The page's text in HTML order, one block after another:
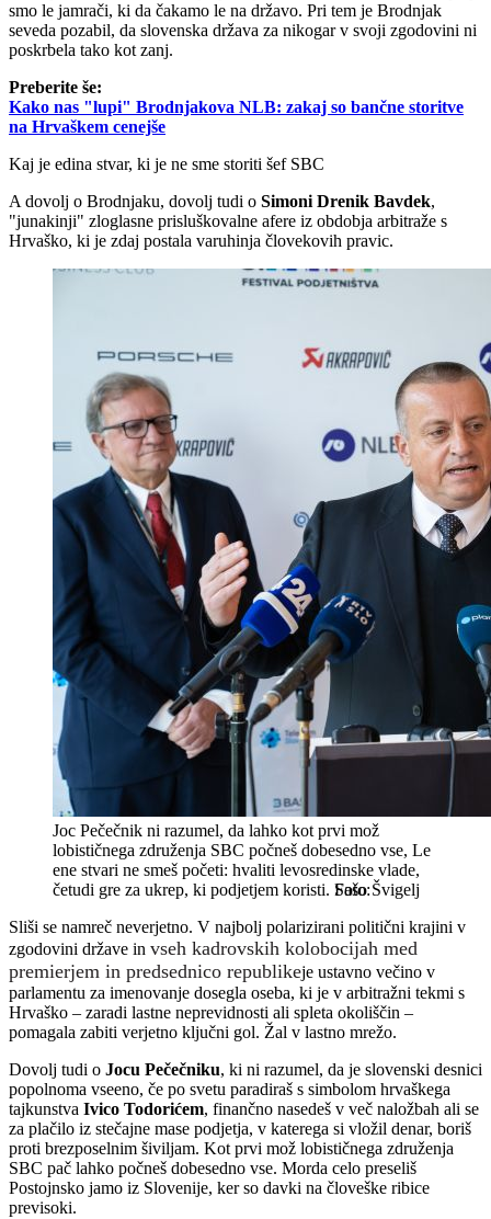
smo le jamrači, ki da čakamo le na državo. Pri tem je Brodnjak
seveda pozabil, da slovenska država za nikogar v svoji zgodovini ni
poskrbela tako kot zanj.
Preberite še:
Kako nas "lupi" Brodnjakova NLB: zakaj so bančne storitve
na Hrvaškem cenejše
Kaj je edina stvar, ki je ne sme storiti šef SBC
A dovolj o Brodnjaku, dovolj tudi o Simoni Drenik Bavdek,
"junakinji" zloglasne prisluškovalne afere iz obdobja arbitraže s
Hrvaško, ki je zdaj postala varuhinja človekovih pravic.
Joc Pečečnik ni razumel, da lahko kot prvi mož
lobističnega združenja SBC počneš dobesedno vse, Le
ene stvari ne smeš početi: hvaliti levosredinske vlade,
četudi gre za ukrep, ki podjetjem koristi. Sašo Švigelj
Sliši se namreč neverjetno. V najbolj polarizirani politični krajini v
zgodovini države in vseh kadrovskih kolobocijah med
premierjem in predsednico republikeje ustavno večino v
parlamentu za imenovanje dosegla oseba, ki je v arbitražni tekmi s
Hrvaško – zaradi lastne neprevidnosti ali spleta okoliščin –
pomagala zabiti verjetno ključni gol. Žal v lastno mrežo.
Dovolj tudi o Jocu Pečečniku, ki ni razumel, da je slovenski desnici
popolnoma vseeno, če po svetu paradiraš s simbolom hrvaškega
tajkunstva Ivico Todorićem, finančno nasedeš v več naložbah ali se
za plačilo iz stečajne mase podjetja, v katerega si vložil denar, boriš
proti brezposelnim šiviljam. Kot prvi mož lobističnega združenja
SBC pač lahko počneš dobesedno vse. Morda celo preseliš
Postojnsko jamo iz Slovenije, ker so davki na človeške ribice
previsoki.